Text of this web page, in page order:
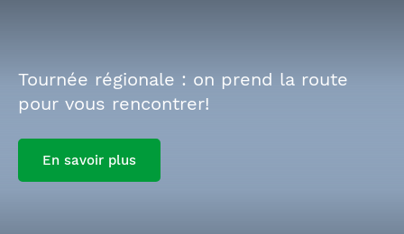
Tournée régionale : on prend la route
pour vous rencontrer!
En savoir plus